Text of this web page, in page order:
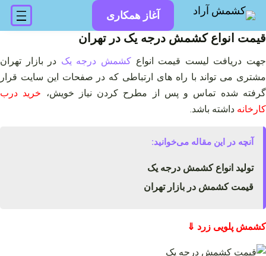
محتوا
آغاز همکاری
قیمت انواع کشمش درجه یک در تهران
جهت دریافت لیست قیمت انواع کشمش درجه یک در بازار تهران
مشتری می تواند با راه های ارتباطی که در صفحات این سایت قرار
گرفته شده تماس و پس از مطرح کردن نیاز خویش، خرید درب
کارخانه داشته باشد.
آنچه در این مقاله می‌خوانید:
تولید انواع کشمش درجه یک
قیمت کشمش در بازار تهران
کشمش پلویی زرد ⇓